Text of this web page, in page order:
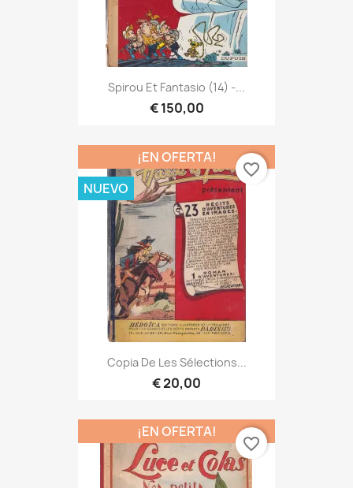
Spirou Et Fantasio (14) -...
€ 150,00
Copia De Les Sélections...
€ 20,00
¡EN OFERTA!
NUEVO
favorite_border
¡EN OFERTA!
favorite_border